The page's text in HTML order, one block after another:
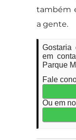
também
a gente.
Gostaria
em
Parque
Fale
Ou em